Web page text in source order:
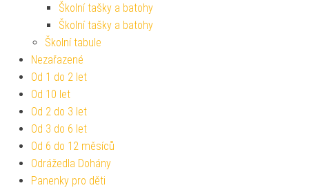
Školní tašky a batohy
Školní tašky a batohy
Školní tabule
Nezařazené
Od 1 do 2 let
Od 10 let
Od 2 do 3 let
Od 3 do 6 let
Od 6 do 12 měsíců
Odrážedla Dohány
Panenky pro děti